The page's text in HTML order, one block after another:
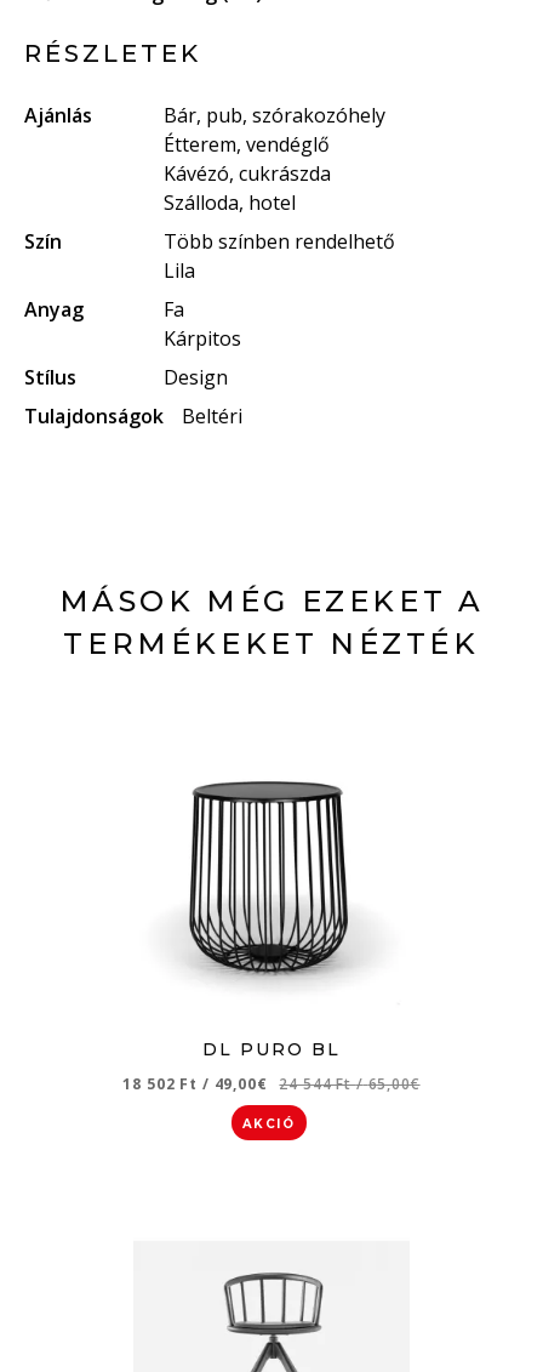
RÉSZLETEK
Ajánlás
Bár, pub, szórakozóhely
Étterem, vendéglő
Kávézó, cukrászda
Szálloda, hotel
Szín
Több színben rendelhető
Lila
Anyag
Fa
Kárpitos
Stílus
Design
Tulajdonságok
Beltéri
MÁSOK MÉG EZEKET A
TERMÉKEKET NÉZTÉK
DL PURO BL
18 502 Ft / 49,00€ 24 544 Ft/ 65,00€
AKCIÓ